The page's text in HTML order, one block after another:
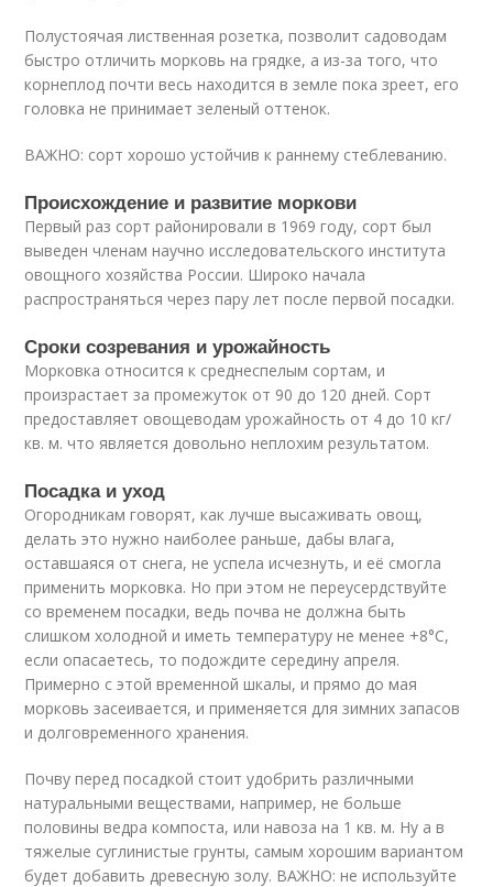
Полустоячая лиственная розетка, позволит садоводам
быстро отличить морковь на грядке, а из-за того, что
корнеплод почти весь находится в земле пока зреет, его
головка не принимает зеленый оттенок.
ВАЖНО: сорт хорошо устойчив к раннему стеблеванию.
Происхождение и развитие моркови
Первый раз сорт районировали в 1969 году, сорт был
выведен членам научно исследовательского института
овощного хозяйства России. Широко начала
распространяться через пару лет после первой посадки.
Сроки созревания и урожайность
Морковка относится к среднеспелым сортам, и
произрастает за промежуток от 90 до 120 дней. Сорт
предоставляет овощеводам урожайность от 4 до 10 кг/
кв. м. что является довольно неплохим результатом.
Посадка и уход
Огородникам говорят, как лучше высаживать овощ,
делать это нужно наиболее раньше, дабы влага,
оставшаяся от снега, не успела исчезнуть, и её смогла
применить морковка. Но при этом не переусердствуйте
со временем посадки, ведь почва не должна быть
слишком холодной и иметь температуру не менее +8°C,
если опасаетесь, то подождите середину апреля.
Примерно с этой временной шкалы, и прямо до мая
морковь засеивается, и применяется для зимних запасов
и долговременного хранения.
Почву перед посадкой стоит удобрить различными
натуральными веществами, например, не больше
половины ведра компоста, или навоза на 1 кв. м. Ну а в
тяжелые суглинистые грунты, самым хорошим вариантом
будет добавить древесную золу. ВАЖНО: не используйте